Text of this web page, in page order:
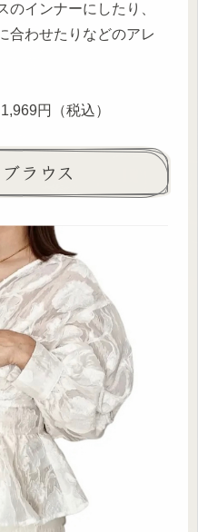
のインナーにしたり、
合わせたりなどのアレ
円（税込）
ラウス